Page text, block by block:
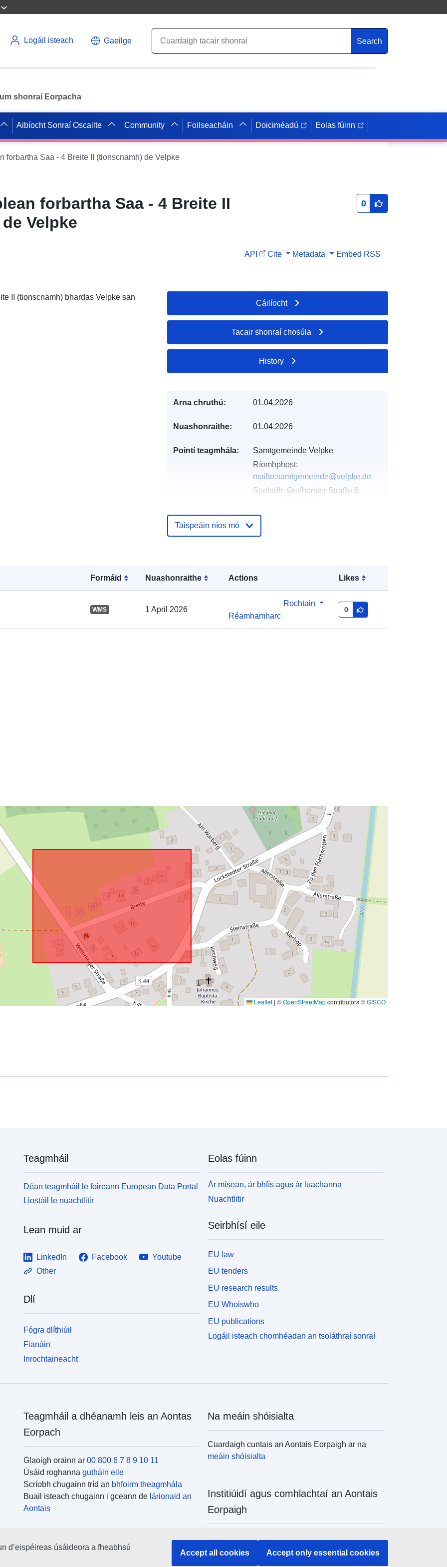
Logáil isteach Gaeilge Search
shonraí Eorpacha
Aibíocht Sonraí Oscailte Community Foilseacháin Doiciméadú Eolas fúinn
forbartha Saa - 4 Breite II (tionscnamh) de Velpke
forbartha Saa - 4 Breite II
Velpke
0
API Cite Metadata Embed RSS
II (tionscnamh) bhardas Velpke san
Formáid Nuashonraithe Actions Likes
WMS 1 April 2026
Rochtain
Réamhamharc
0
Leaflet | ©OpenStreetMapcontributors ©GISCO
Cáilíocht
Tacair shonraí chosúla
History
Arna chruthú: 01.04.2026
Nuashonraithe: 01.04.2026
Pointí teagmhála:
Samtgemeinde Velpke
Ríomhphost:
mailto:samtgemeinde@velpke.de
Seoladh: Grafhorster Straße 6,
URL:
01 August 2026
Spásúil: Comhordanáidí: [ [ 11.0551404,
52.361704 ], [ 11.0585418,
52.361704 ], [ 11.0585418,
Taispeáin níos mó
Teagmháil
Déan teagmháil le foireann European Data Portal
Liostáil le nuachtlitir
Lean muid ar
LinkedIn Facebook
Youtube
Other
Dlí
Fógra dlíthiúil
Fianáin
Inrochtaineacht
Eolas fúinn
Ár misean, ár bhfís agus ár luachanna
Nuachtlitir
Seirbhísí eile
EU law
EU tenders
EU research results
EU Whoiswho
EU publications
Logáil isteach chomhéadan an tsoláthraí sonraí
Teagmháil a dhéanamh leis an Aontas
Eorpach
Glaoigh orainn ar 00 800 6 7 8 9 10 11
Úsáid roghanna gutháin eile
Scríobh chugainn tríd an bhfoirm theagmhála
Buail isteach chugainn i gceann de lárionaid an
Aontais
Na meáin shóisialta
Cuardaigh cuntais an Aontais Eorpaigh ar na
meáin shóisialta
Institiúidí agus comhlachtaí an Aontais
Eorpaigh
uile de chuid an Aontais Eorpaigh
d’eispéireas úsáideora a fheabhsú
Accept all cookies Accept only essential cookies